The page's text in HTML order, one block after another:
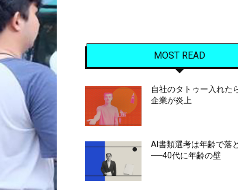
MOST READ
自社のタトゥー入れた
企業が炎上
AI書類選考は年齢で落
──40代に年齢の壁